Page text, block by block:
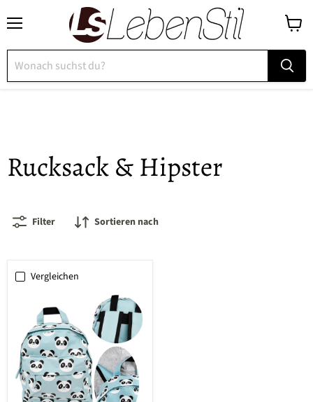
Rucksack & Hipster
Filter Sortieren nach
Vergleichen